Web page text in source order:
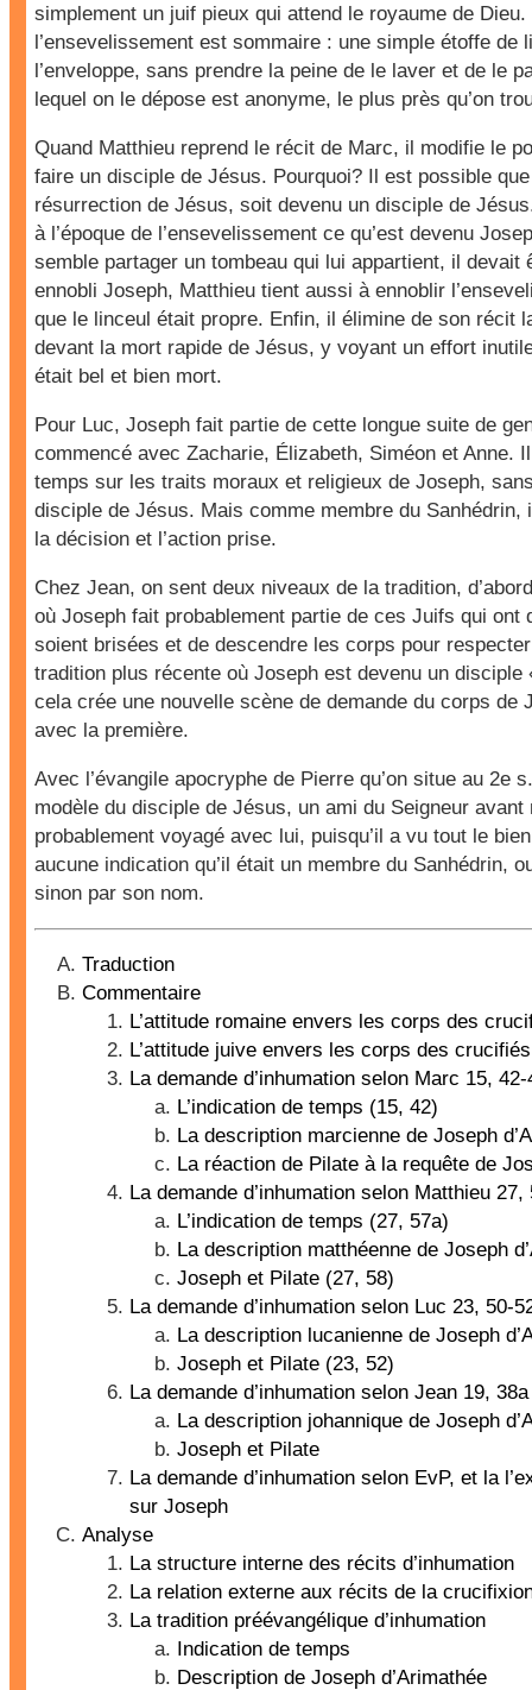
simplement un juif pieux qui attend le royaume de
l’ensevelissement est sommaire : une simple étoffe de
l’enveloppe, sans prendre la peine de le laver et de le
lequel on le dépose est anonyme, le plus près qu’on
Quand Matthieu reprend le récit de Marc, il modifie le
faire un disciple de Jésus. Pourquoi? Il est possible
résurrection de Jésus, soit devenu un disciple de
à l’époque de l’ensevelissement ce qu’est devenu
semble partager un tombeau qui lui appartient, il devait
ennobli Joseph, Matthieu tient aussi à ennoblir
que le linceul était propre. Enfin, il élimine de son récit
devant la mort rapide de Jésus, y voyant un effort
était bel et bien mort.
Pour Luc, Joseph fait partie de cette longue suite de
commencé avec Zacharie, Élizabeth, Siméon et Anne.
temps sur les traits moraux et religieux de Joseph,
disciple de Jésus. Mais comme membre du Sanhédrin,
la décision et l’action prise.
Chez Jean, on sent deux niveaux de la tradition,
où Joseph fait probablement partie de ces Juifs qui ont
soient brisées et de descendre les corps pour
tradition plus récente où Joseph est devenu un
cela crée une nouvelle scène de demande du corps de
avec la première.
Avec l’évangile apocryphe de Pierre qu’on situe au 2e
modèle du disciple de Jésus, un ami du Seigneur
probablement voyagé avec lui, puisqu’il a vu tout le
aucune indication qu’il était un membre du Sanhédrin,
sinon par son nom.
Traduction
Commentaire
L’attitude romaine envers les corps des
L’attitude juive envers les corps des crucifiés
La demande d’inhumation selon Marc 15, 42-
L’indication de temps (15, 42)
La description marcienne de Joseph
La réaction de Pilate à la requête de
La demande d’inhumation selon Matthieu 27,
L’indication de temps (27, 57a)
La description matthéenne de Joseph
Joseph et Pilate (27, 58)
La demande d’inhumation selon Luc 23, 50-
La description lucanienne de Joseph
Joseph et Pilate (23, 52)
La demande d’inhumation selon Jean 19, 38a
La description johannique de Joseph
Joseph et Pilate
La demande d’inhumation selon EvP, et la
sur Joseph
Analyse
La structure interne des récits d’inhumation
La relation externe aux récits de la
La tradition préévangélique d’inhumation
Indication de temps
Description de Joseph d’Arimathée